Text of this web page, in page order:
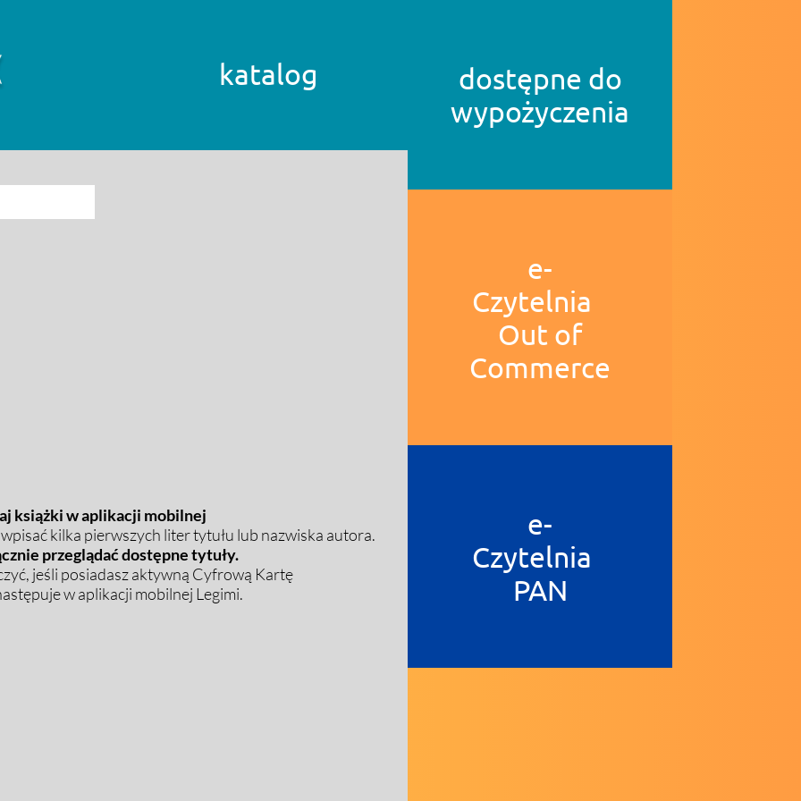
katalog
książki w aplikacji mobilnej
kilka pierwszych liter tytułu lub nazwiska autora.
przeglądać dostępne tytuły.
jeśli posiadasz aktywną Cyfrową Kartę
w aplikacji mobilnej Legimi.
dostępne do
wypożyczenia
e-
Czytelnia
Out of
Commerce
e-
Czytelnia
PAN